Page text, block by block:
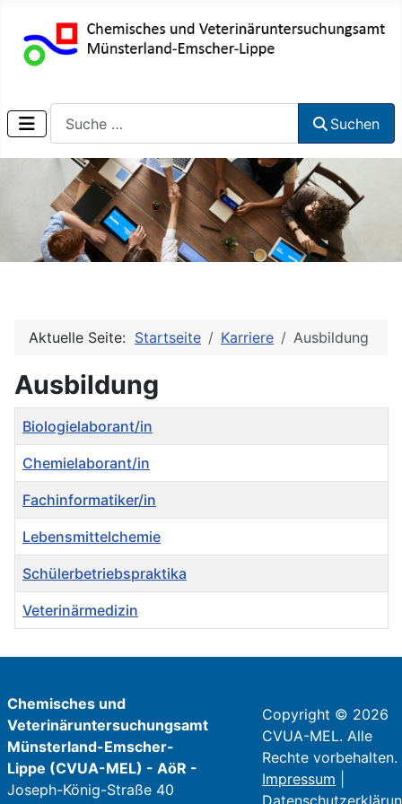
Suchen
Aktuelle Seite: Startseite Karriere Ausbildung
Ausbildung
Titel
Biologielaborant/in
Chemielaborant/in
Fachinformatiker/in
Lebensmittelchemie
Schülerbetriebspraktika
Veterinärmedizin
Chemisches und
Veterinäruntersuchungsamt
Münsterland-Emscher-
Lippe (CVUA-MEL) - AöR -
Joseph-König-Straße 40
Copyright © 2026
CVUA-MEL. Alle
Rechte vorbehalten.
Impressum